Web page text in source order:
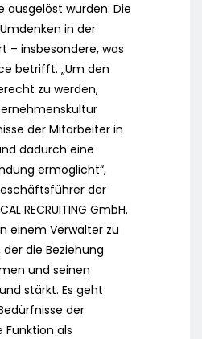
ausgelöst wurden: Die
in der
– insbesondere, was
betrifft. „Um den
zu werden,
der Mitarbeiter in
dadurch eine
ermöglicht“,
der
RECRUITING GmbH.
einem Verwalter zu
die Beziehung
und seinen
stärkt. Es geht
der
als